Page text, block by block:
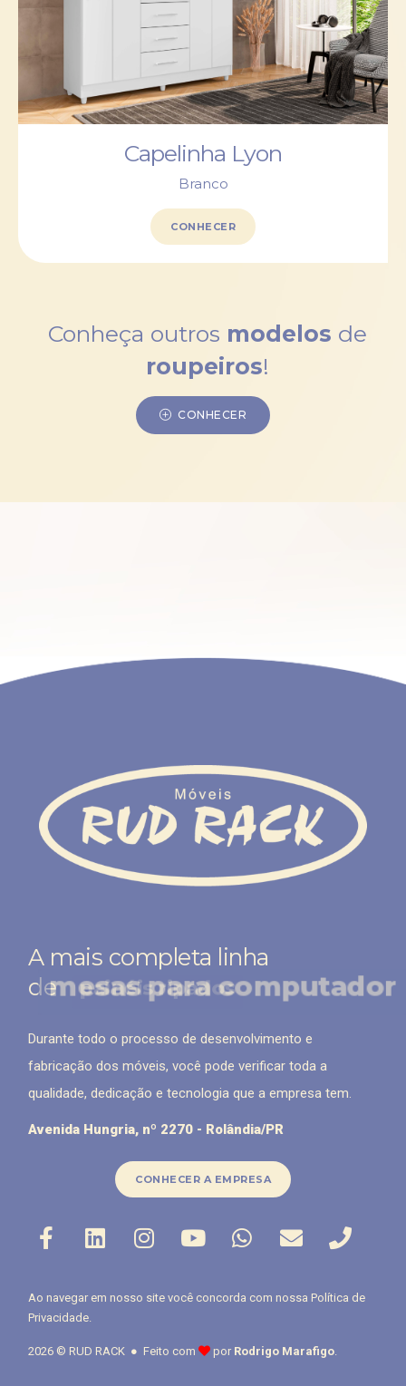
Capelinha Lyon
Branco
CONHECER
Conheça outros modelos de
roupeiros!
CONHECER
A mais completa linha
de
painéis ripados
mesas para computador
Durante todo o processo de desenvolvimento e
fabricação dos móveis, você pode verificar toda a
qualidade, dedicação e tecnologia que a empresa tem.
Avenida Hungria, nº 2270 - Rolândia/PR
CONHECER A EMPRESA
Ao navegar em nosso site você concorda com nossa Política de
Privacidade.
2026 © RUD RACK ● Feito com por Rodrigo Marafigo.